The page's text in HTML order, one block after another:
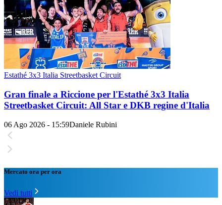
Estathé 3x3 Italia Streetbasket Circuit
Gran finale a Riccione per l'Estathé 3x3 Italia
Streetbasket Circuit: All Star e DKB regine d'Italia
06 Ago 2026 - 15:59Daniele Rubini
Mercato ora per ora
Vedi tutti